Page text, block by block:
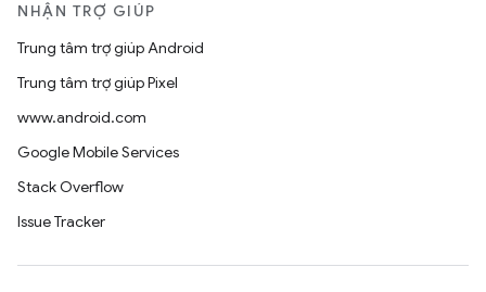
NHẬN TRỢ GIÚP
Trung tâm trợ giúp Android
Trung tâm trợ giúp Pixel
www.android.com
Google Mobile Services
Stack Overflow
Issue Tracker